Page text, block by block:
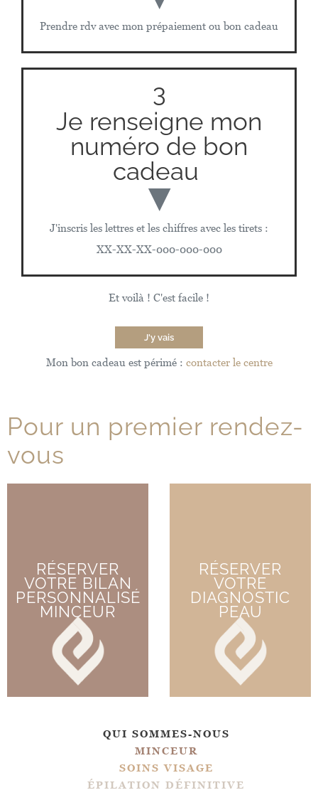
Prendre rdv avec mon prépaiement ou bon cadeau
3
Je renseigne mon
numéro de bon
cadeau
▼
J'inscris les lettres et les chiffres avec les tirets :
XX-XX-XX-000-000-000
Et voilà ! C'est facile !
J'y vais
Mon bon cadeau est périmé : contacter le centre
Pour un premier rendez-
vous
RÉSERVER
VOTRE BILAN
PERSONNALISÉ
MINCEUR
RÉSERVER
VOTRE
DIAGNOSTIC
PEAU
QUI SOMMES-NOUS
MINCEUR
SOINS VISAGE
ÉPILATION DÉFINITIVE